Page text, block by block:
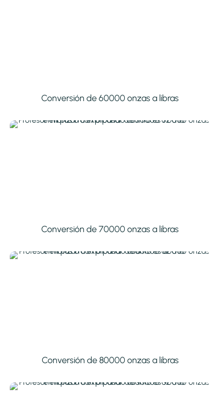
Conversión de 60000 onzas a libras
Conversión de 70000 onzas a libras
Conversión de 80000 onzas a libras